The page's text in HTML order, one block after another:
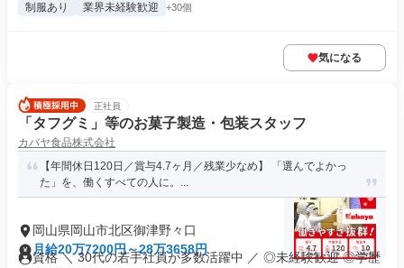
制服あり 業界未経験歓迎 +30個
気になる
正社員
「タフグミ」等のお菓子製造・包装スタッフ
カバヤ食品株式会社
【年間休日120日／賞与4.7ヶ月／残業少なめ】 「選んでよかっ
た」を、働くすべての人に。...
岡山県岡山市北区御津野々口
月給20万7200円～28万3658円
資格 ＼ 30代の若手社員が多数活躍中 ／ ◎未経験歓迎 ◎学歴